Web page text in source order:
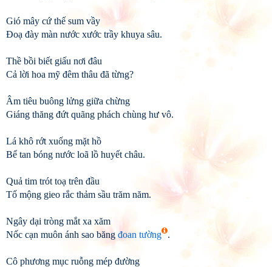
Gió mây cứ thế sum vầy
Đoạ đày màn nước xước trầy khuya sâu.
Thề bồi biết giấu nơi đâu
Cả lời hoa mỹ đêm thâu đã từng?
Âm tiêu buông lửng giữa chừng
Giáng thăng đứt quãng phách chùng hư vô.
Lá khô rớt xuống mặt hồ
Bể tan bóng nước loã lồ huyết châu.
Quả tim trót toạ trên đầu
Tố mộng gieo rắc thảm sầu trăm năm.
Ngây dại tròng mắt xa xăm
Nốc cạn muôn ánh sao băng đoan tường .
Cô phương mục ruỗng mép đường